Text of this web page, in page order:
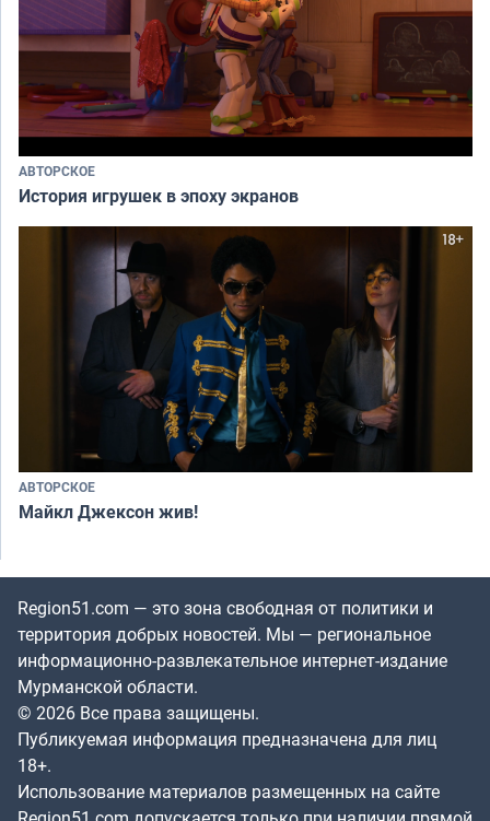
АВТОРСКОЕ
История игрушек в эпоху экранов
АВТОРСКОЕ
Майкл Джексон жив!
Region51.com — это зона свободная от политики и
территория добрых новостей. Мы — региональное
информационно-развлекательное интернет-издание
Мурманской области.
© 2026 Все права защищены.
Публикуемая информация предназначена для лиц
18+.
Использование материалов размещенных на сайте